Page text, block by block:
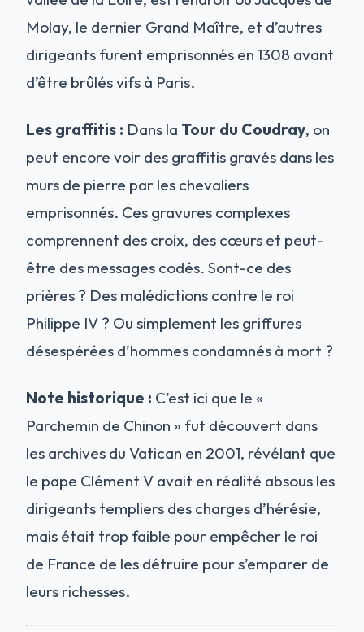
Molay, le dernier Grand Maître, et d’autres
dirigeants furent emprisonnés en 1308 avant
d’être brûlés vifs à Paris.
Les graffitis : Dans la Tour du Coudray, on
peut encore voir des graffitis gravés dans les
murs de pierre par les chevaliers
emprisonnés. Ces gravures complexes
comprennent des croix, des cœurs et peut-
être des messages codés. Sont-ce des
prières ? Des malédictions contre le roi
Philippe IV ? Ou simplement les griffures
désespérées d’hommes condamnés à mort ?
Note historique : C’est ici que le «
Parchemin de Chinon » fut découvert dans
les archives du Vatican en 2001, révélant que
le pape Clément V avait en réalité absous les
dirigeants templiers des charges d’hérésie,
mais était trop faible pour empêcher le roi
de France de les détruire pour s’emparer de
leurs richesses.